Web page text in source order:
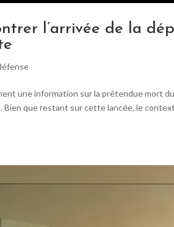
l’arrivée de la
une information sur la prétendue mort
Bien que restant sur cette lancée, le